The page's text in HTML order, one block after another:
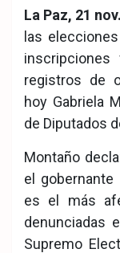
ook
pp
La Paz, 21
las
registros de
hoy Gabriela
de Diputados
Montaño
el gobernante
es el más
denunciadas
Supremo